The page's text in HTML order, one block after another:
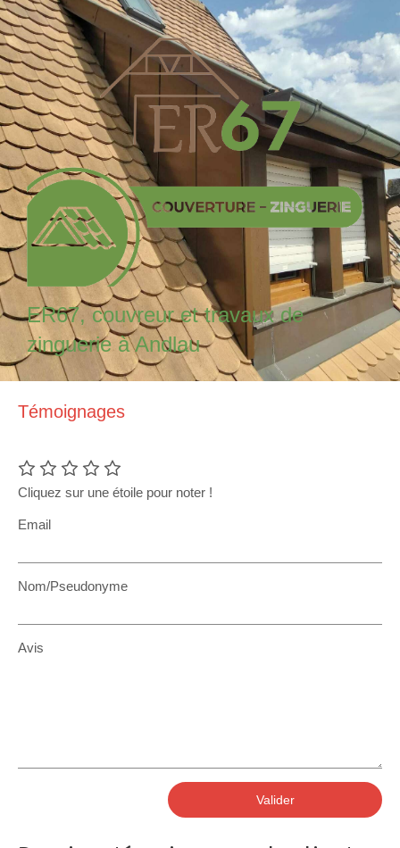
ER67, couvreur et travaux de
zinguerie à Andlau
Témoignages
Cliquez sur une étoile pour noter !
Email
Nom/Pseudonyme
Avis
Valider